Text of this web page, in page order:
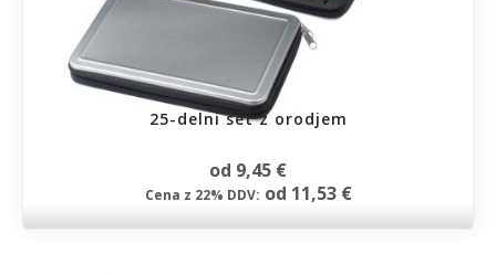
25-delni set z orodjem
od 9,45 €
Cena z 22% DDV: od 11,53 €